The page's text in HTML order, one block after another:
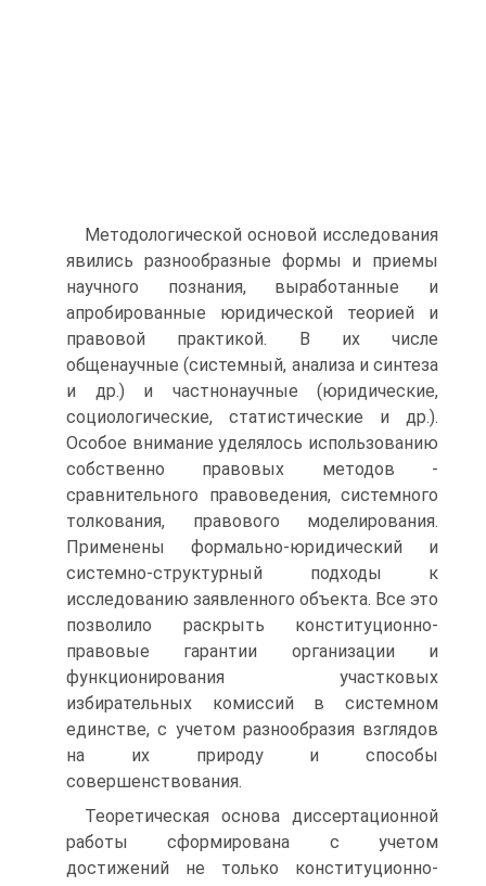
Методологической основой исследования
явились разнообразные формы и приемы
научного познания, выработанные и
апробированные юридической теорией и
правовой практикой. В их числе
общенаучные (системный, анализа и синтеза
и др.) и частнонаучные (юридические,
социологические, статистические и др.).
Особое внимание уделялось использованию
собственно правовых методов -
сравнительного правоведения, системного
толкования, правового моделирования.
Применены формально-юридический и
системно-структурный подходы к
исследованию заявленного объекта. Все это
позволило раскрыть конституционно-
правовые гарантии организации и
функционирования участковых
избирательных комиссий в системном
единстве, с учетом разнообразия взглядов
на их природу и способы
совершенствования.
Теоретическая основа диссертационной
работы сформирована с учетом
достижений не только конституционно-